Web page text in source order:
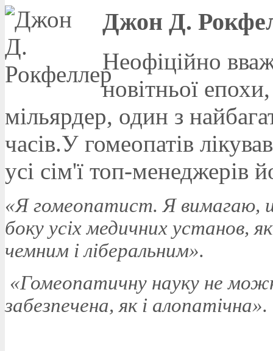
Джон Д.
Неофіційно
новітньої
мільярдер, один з
часів.У гомеопатів
усі сім'ї топ-менеджерів
«Я гомеопатист. Я вимагаю,
боку усіх медичних установ,
чемним і ліберальним».
«Гомеопатичну науку не
забезпечена, як і алопатічна».